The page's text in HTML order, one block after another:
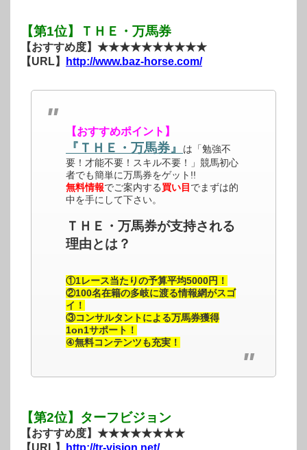
【第1位】ＴＨＥ・万馬券
【おすすめ度】★★★★★★★★★★
【URL】
http://www.baz-horse.com/
【おすすめポイント】
『ＴＨＥ・万馬券』
は「勉強不
要！才能不要！スキル不要！」競馬初心
者でも簡単に万馬券をゲット!!
無料情報でご案内する買い目 でまずは的
中を手にして下さい。
ＴＨＥ・万馬券が支持される
理由とは？
①1レース当たりの予算平均5000円！
②100名在籍の多岐に渡る情報網がスゴ
イ！
③コンサルタントによる万馬券獲得
1on1サポート！
④無料コンテンツも充実！
【第2位】ターフビジョン
【おすすめ度】★★★★★★★★